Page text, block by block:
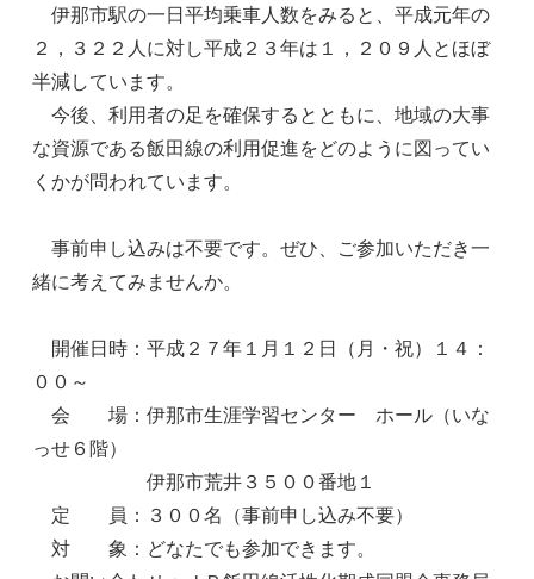
伊那市駅の一日平均乗車人数をみると、平成元年の
２，３２２人に対し平成２３年は１，２０９人とほぼ
半減しています。
今後、利用者の足を確保するとともに、地域の大事
な資源である飯田線の利用促進をどのように図ってい
くかが問われています。
事前申し込みは不要です。ぜひ、ご参加いただき一
緒に考えてみませんか。
開催日時：平成２７年１月１２日（月・祝）１４：
００～
会 場：伊那市生涯学習センター ホール（いな
っせ６階）
伊那市荒井３５００番地１
定 員：３００名（事前申し込み不要）
対 象：どなたでも参加できます。